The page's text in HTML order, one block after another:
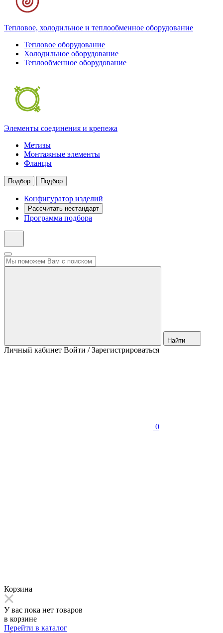
Тепловое, холодильное и теплообменное оборудование
Тепловое оборудование
Холодильное оборудование
Теплообменное оборудование
Элементы соединения и крепежа
Метизы
Монтажные элементы
Фланцы
Подбор Подбор
Конфигуратор изделий
Рассчитать нестандарт
Программа подбора
Найти
Личный кабинет Войти / Зарегистрироваться
0
Корзина
У вас пока нет товаров
в корзине
Перейти в каталог